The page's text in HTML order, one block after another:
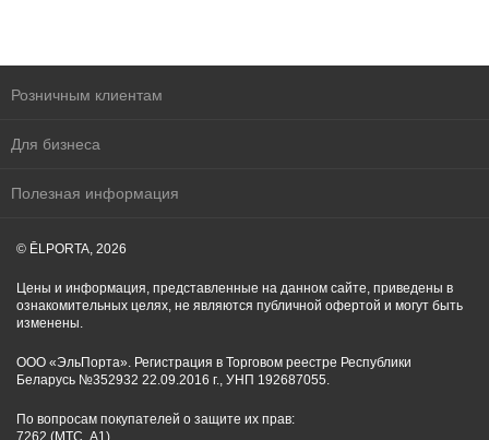
Розничным клиентам
Для бизнеса
Полезная информация
© ĒLPORTA, 2026
Цены и информация, представленные на данном сайте, приведены в
ознакомительных целях, не являются публичной офертой и могут быть
изменены.
ООО «ЭльПорта». Регистрация в Торговом реестре Республики
Беларусь №352932 22.09.2016 г., УНП 192687055.
По вопросам покупателей о защите их прав:
7262 (МТС, A1)